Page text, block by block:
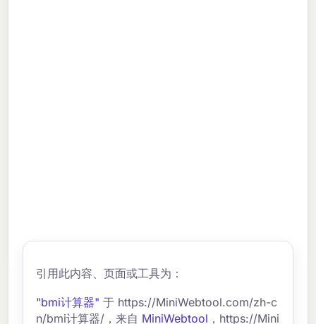
引用此内容、页面或工具为：
"bmi计算器" 于 https://MiniWebtool.com/zh-c
n/bmi计算器/，来自 MiniWebtool ，https://Mini